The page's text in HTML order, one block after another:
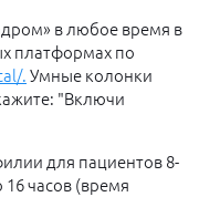
в любое время в
платформах по
. Умные колонки
"Включи
для пациентов 8-
16 часов (время